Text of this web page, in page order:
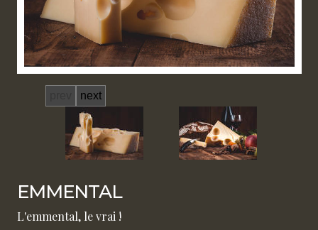
next
EMMENTAL
L'emmental, le vrai !